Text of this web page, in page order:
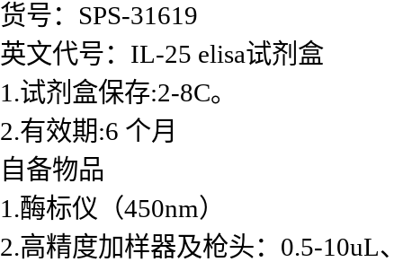
货号：SPS-31619
英文代号：IL-25 elisa试剂盒
1.试剂盒保存:2-8C。
2.有效期:6 个月
自备物品
1.酶标仪（450nm）
2.高精度加样器及枪头：0.5-10uL